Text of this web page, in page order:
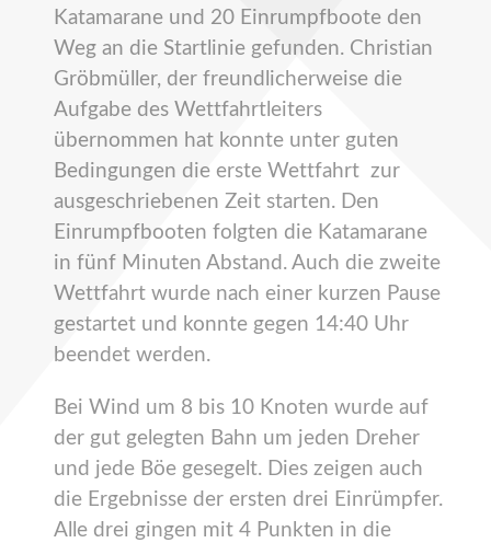
Katamarane und 20 Einrumpfboote den
Weg an die Startlinie gefunden. Christian
Gröbmüller, der freundlicherweise die
Aufgabe des Wettfahrtleiters
übernommen hat konnte unter guten
Bedingungen die erste Wettfahrt zur
ausgeschriebenen Zeit starten. Den
Einrumpfbooten folgten die Katamarane
in fünf Minuten Abstand. Auch die zweite
Wettfahrt wurde nach einer kurzen Pause
gestartet und konnte gegen 14:40 Uhr
beendet werden.
Bei Wind um 8 bis 10 Knoten wurde auf
der gut gelegten Bahn um jeden Dreher
und jede Böe gesegelt. Dies zeigen auch
die Ergebnisse der ersten drei Einrümpfer.
Alle drei gingen mit 4 Punkten in die